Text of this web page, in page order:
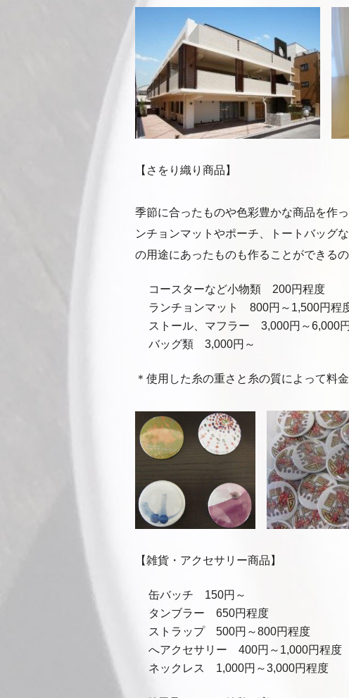
【さをり織り商品】
季節に合ったものや色彩豊かな商品を作
ンチョンマットやポーチ、トートバッグ
の用途にあったものも作ることができる
コースターなど小物類 200円程度
ランチョンマット 800円～1,500円程
ストール、マフラー 3,000円～6,000
バッグ類 3,000円～
＊使用した糸の重さと糸の質によって料
【雑貨・アクセサリー商品】
缶バッチ 150円～
タンブラー 650円程度
ストラップ 500円～800円程度
へアクセサリー 400円～1,000円程度
ネックレス 1,000円～3,000円程度